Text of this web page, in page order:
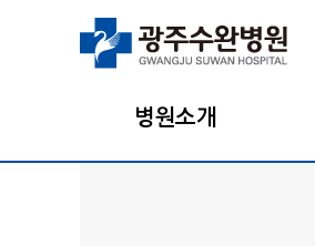
병원소개